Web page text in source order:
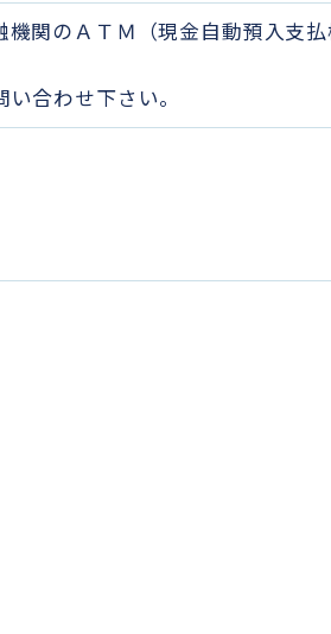
関のＡＴＭ（現金自動預入支払
合わせ下さい。